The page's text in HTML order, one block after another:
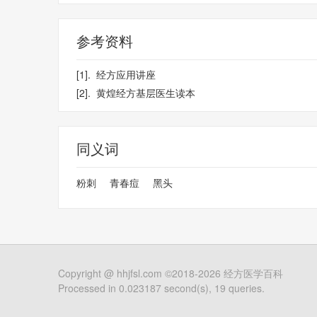
参考资料
[1]. 经方应用讲座
[2]. 黄煌经方基层医生读本
同义词
粉刺 青春痘 黑头
Copyright @ hhjfsl.com ©2018-2026 经方医学百科
Processed in 0.023187 second(s), 19 queries.